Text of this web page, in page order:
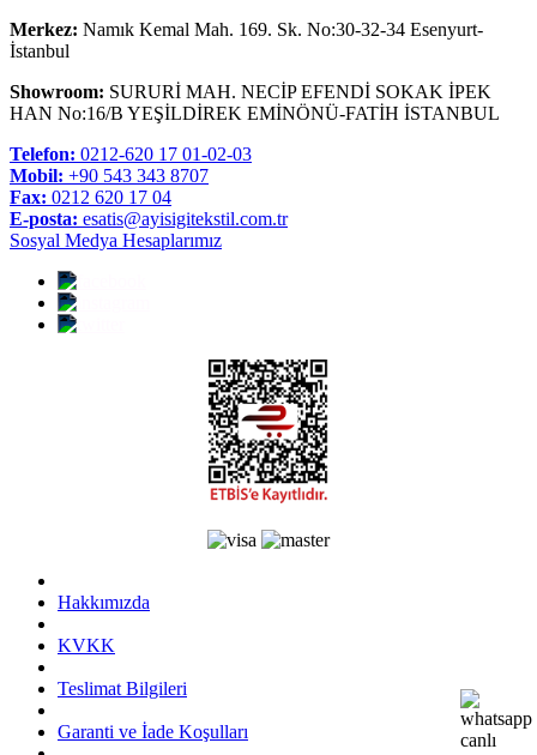
Merkez: Namık Kemal Mah. 169. Sk. No:30-32-34 Esenyurt-
İstanbul
Showroom: SURURİ MAH. NECİP EFENDİ SOKAK İPEK
HAN No:16/B YEŞİLDİREK EMİNÖNÜ-FATİH İSTANBUL
Telefon: 0212-620 17 01-02-03
Mobil: +90 543 343 8707
Fax: 0212 620 17 04
E-posta: esatis@ayisigitekstil.com.tr
Sosyal Medya Hesaplarımız
Hakkımızda
KVKK
Teslimat Bilgileri
Garanti ve İade Koşulları